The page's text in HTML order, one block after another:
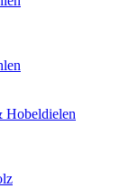
Hobeldielen